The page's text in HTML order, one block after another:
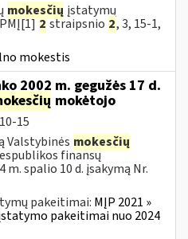
mokesčių įstatymų
2straipsnio 2, 3, 15-1,
mokestis
2002 m. gegužės 17 d.
mokėtojo
15
Valstybinės mokesčių
finansų
spalio 10 d. įsakymą Nr.
pakeitimai: MĮP 2021 »
pakeitimai nuo 2024